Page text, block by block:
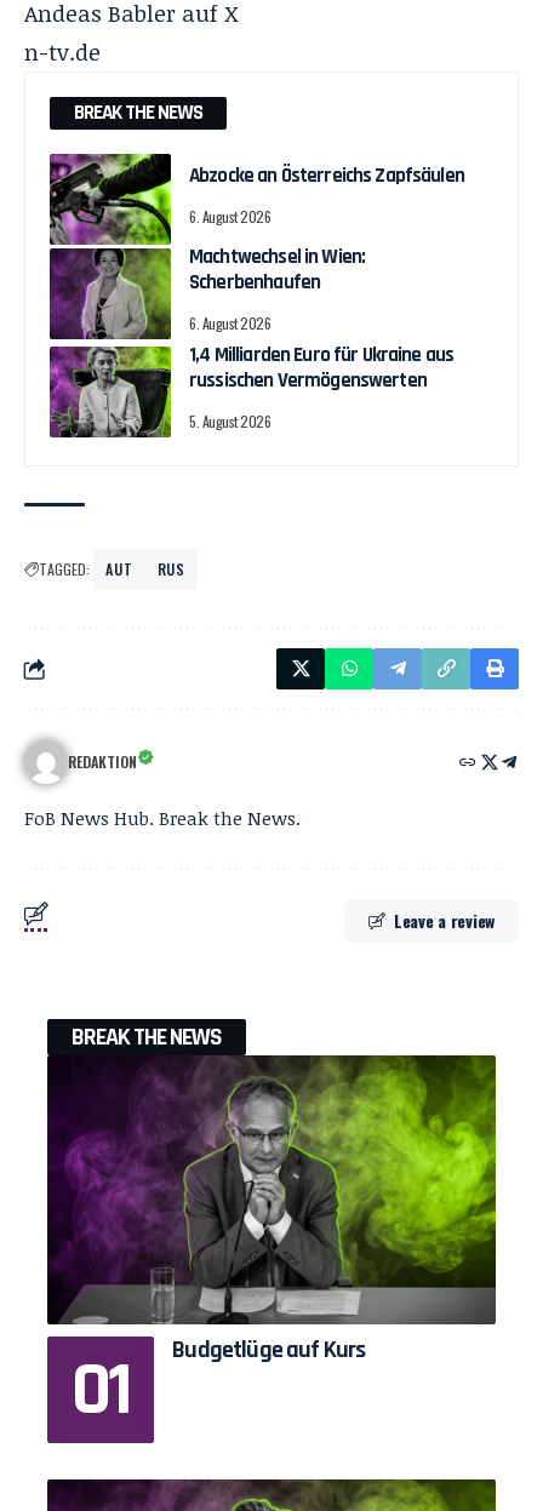
Andeas Babler auf X
n-tv.de
BREAK THE NEWS
Abzocke an Österreichs Zapfsäulen
6. August 2026
Machtwechsel in Wien:
Scherbenhaufen
6. August 2026
1,4 Milliarden Euro für Ukraine aus
russischen Vermögenswerten
5. August 2026
TAGGED: AUT RUS
REDAKTION
FoB News Hub. Break the News.
Leave a review
BREAK THE NEWS
Budgetlüge auf Kurs